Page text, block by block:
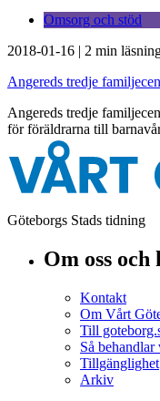
Omsorg och stöd
2018-01-16 | 2 min
Angereds tredje
Angereds tredje
för föräldrarna till
Göteborgs Stads tidning
Om oss
Kontakt
Om Vårt
Till
Så
Tillgänglighet
Arkiv